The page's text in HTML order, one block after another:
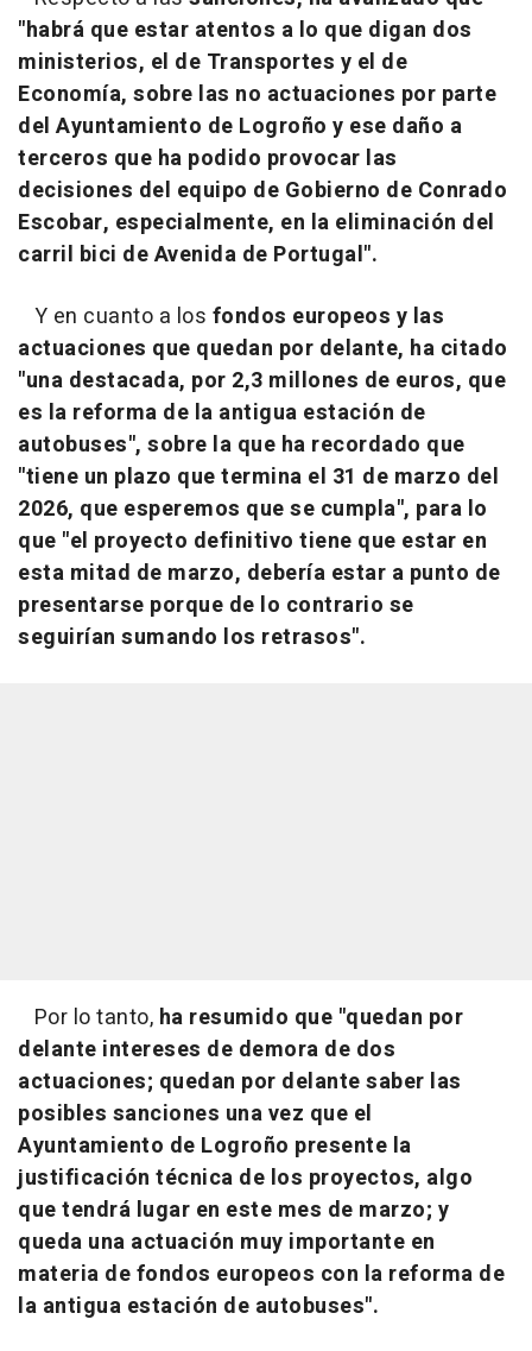
"habrá que estar atentos a lo que digan dos
ministerios, el de Transportes y el de
Economía, sobre las no actuaciones por parte
del Ayuntamiento de Logroño y ese daño a
terceros que ha podido provocar las
decisiones del equipo de Gobierno de Conrado
Escobar, especialmente, en la eliminación del
carril bici de Avenida de Portugal".
Y en cuanto a los fondos europeos y las
actuaciones que quedan por delante, ha citado
"una destacada, por 2,3 millones de euros, que
es la reforma de la antigua estación de
autobuses", sobre la que ha recordado que
"tiene un plazo que termina el 31 de marzo del
2026, que esperemos que se cumpla", para lo
que "el proyecto definitivo tiene que estar en
esta mitad de marzo, debería estar a punto de
presentarse porque de lo contrario se
seguirían sumando los retrasos".
Por lo tanto, ha resumido que "quedan por
delante intereses de demora de dos
actuaciones; quedan por delante saber las
posibles sanciones una vez que el
Ayuntamiento de Logroño presente la
justificación técnica de los proyectos, algo
que tendrá lugar en este mes de marzo; y
queda una actuación muy importante en
materia de fondos europeos con la reforma de
la antigua estación de autobuses".